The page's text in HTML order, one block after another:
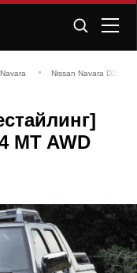
Navara Nissan Navara D22
MT AWD